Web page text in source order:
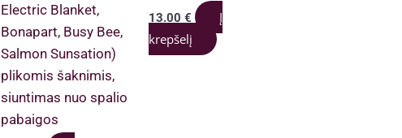
Electric Blanket,
Bonapart, Busy Bee,
Salmon Sunsation)
plikomis šaknimis,
siuntimas nuo spalio
pabaigos
13.00€
Į
krepšelį